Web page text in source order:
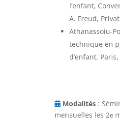
l’enfant,
A. Freud,
Athanassoiu-
technique en
d’enfant,
Modalités:
mensuelles les 2e